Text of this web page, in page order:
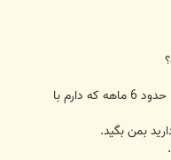
چون من دیگه یواش یواش دارم ناامید میشم. حدود 6 ماهه که دارم با
بمن بگید.